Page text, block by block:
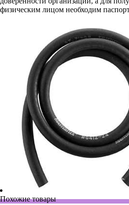
физическим лицом необходим
Похожие товары